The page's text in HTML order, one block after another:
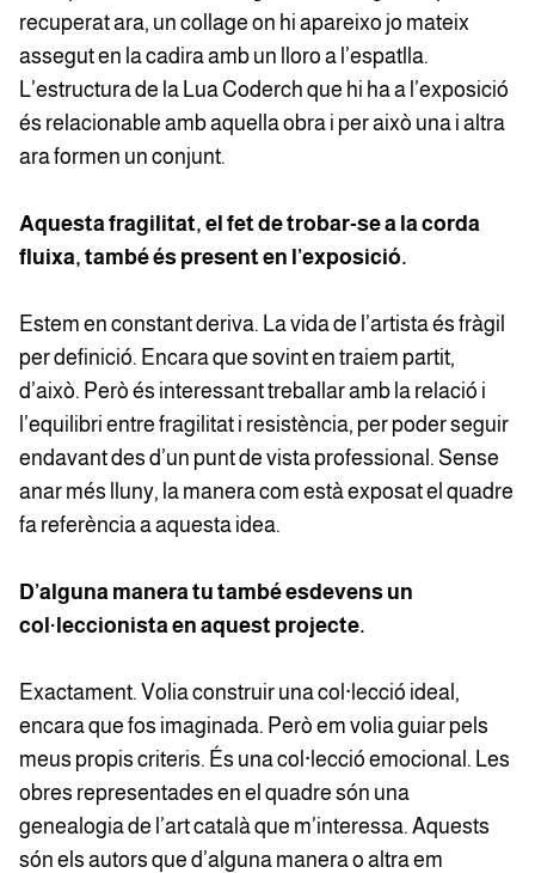
recuperat ara, un collage on hi apareixo jo mateix
assegut en la cadira amb un lloro a l’espatlla.
L’estructura de la Lua Coderch que hi ha a l’exposició
és relacionable amb aquella obra i per això una i altra
ara formen un conjunt.
Aquesta fragilitat, el fet de trobar-se a la corda
fluixa, també és present en l’exposició.
Estem en constant deriva. La vida de l’artista és fràgil
per definició. Encara que sovint en traiem partit,
d’això. Però és interessant treballar amb la relació i
l’equilibri entre fragilitat i resistència, per poder seguir
endavant des d’un punt de vista professional. Sense
anar més lluny, la manera com està exposat el quadre
fa referència a aquesta idea.
D’alguna manera tu també esdevens un
col·leccionista en aquest projecte.
Exactament. Volia construir una col·lecció ideal,
encara que fos imaginada. Però em volia guiar pels
meus propis criteris. És una col·lecció emocional. Les
obres representades en el quadre són una
genealogia de l’art català que m’interessa. Aquests
són els autors que d’alguna manera o altra em